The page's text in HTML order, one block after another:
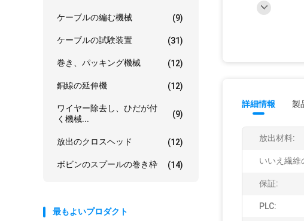
ケーブルの編む機械 (9)
ケーブルの試験装置 (31)
巻き、パッキング機械 (12)
銅線の延伸機 (12)
ワイヤー除去し、ひだが付
く機械...
(9)
放出のクロスヘッド (12)
ボビンのスプールの巻き枠 (14)
最もよいプロダクト
詳細情報 製
放出材料:
いいえ繊維
保証:
PLC: